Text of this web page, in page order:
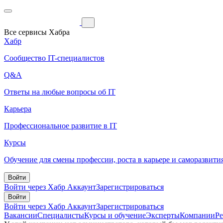
Все сервисы Хабра
Хабр
Сообщество IT-специалистов
Q&A
Ответы на любые вопросы об IT
Карьера
Профессиональное развитие в IT
Курсы
Обучение для смены профессии, роста в карьере и
Войти
Войти через Хабр АккаунтЗарегистрироваться
Войти
Войти через Хабр АккаунтЗарегистрироваться
ВакансииСпециалистыКурсы и обучениеЭкспертыКомпании